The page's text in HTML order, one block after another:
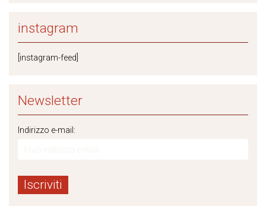
instagram
[instagram-feed]
Newsletter
Indirizzo e-mail: